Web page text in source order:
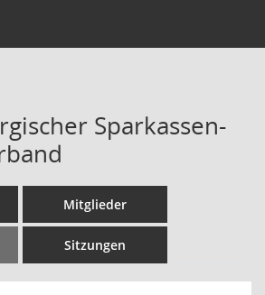
Sparkassen-
Mitglieder
Sitzungen